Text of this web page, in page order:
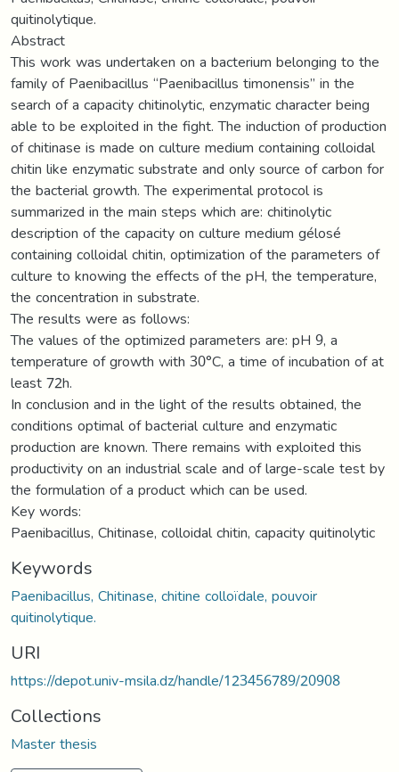
quitinolytique.
Abstract
This work was undertaken on a bacterium belonging to the
family of Paenibacillus “Paenibacillus timonensis” in the
search of a capacity chitinolytic, enzymatic character being
able to be exploited in the fight. The induction of production
of chitinase is made on culture medium containing colloidal
chitin like enzymatic substrate and only source of carbon for
the bacterial growth. The experimental protocol is
summarized in the main steps which are: chitinolytic
description of the capacity on culture medium gélosé
containing colloidal chitin, optimization of the parameters of
culture to knowing the effects of the pH, the temperature,
the concentration in substrate.
The results were as follows:
The values of the optimized parameters are: pH 9, a
temperature of growth with 30°C, a time of incubation of at
least 72h.
In conclusion and in the light of the results obtained, the
conditions optimal of bacterial culture and enzymatic
production are known. There remains with exploited this
productivity on an industrial scale and of large-scale test by
the formulation of a product which can be used.
Key words:
Paenibacillus, Chitinase, colloidal chitin, capacity quitinolytic
Keywords
Paenibacillus, Chitinase, chitine colloïdale, pouvoir
quitinolytique.
URI
https://depot.univ-msila.dz/handle/123456789/20908
Collections
Master thesis